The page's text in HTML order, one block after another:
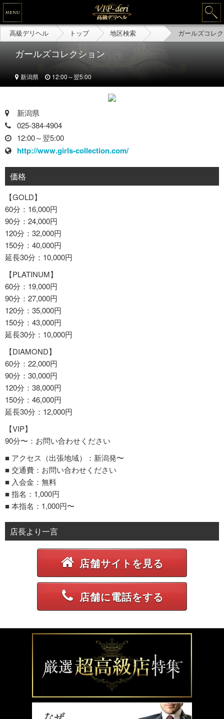
高級デリヘル トップ 地区検索 ガールズコレ
ガールズコレクション
新潟県 12:00～翌5:00
新潟県
025-384-4904
12:00～翌5:00
http://www.girls-collection.com/
価格
【GOLD】
60分：16,000円
90分：24,000円
120分：32,000円
150分：40,000円
延長30分：10,000円
【PLATINUM】
60分：19,000円
90分：27,000円
120分：35,000円
150分：43,000円
延長30分：10,000円
【DIAMOND】
60分：22,000円
90分：30,000円
120分：38,000円
150分：46,000円
延長30分：12,000円
【VIP】
90分〜：お問い合わせください
■ アクセス（出張地域）：新潟発〜
■ 交通費：お問い合わせください
■ 入会金：無料
■ 指名：1,000円
■ 本指名：1,000円〜
店長より一言
店舗サイトを見る
店舗に電話をする